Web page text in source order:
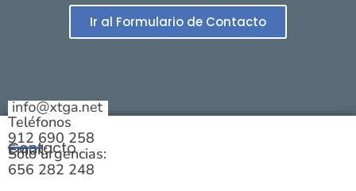
Ir al Formulario de Contacto
Contacto
Email:
Teléfonos
912 690 258
Solo urgencias:
656 282 248